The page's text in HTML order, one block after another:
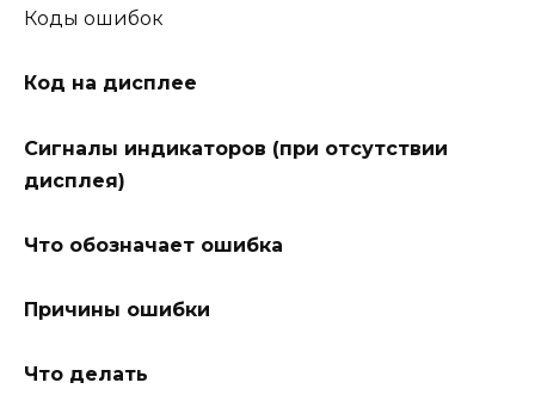
Коды ошибок
Код на дисплее
Сигналы индикаторов (при отсутствии
дисплея)
Что обозначает ошибка
Причины ошибки
Что делать